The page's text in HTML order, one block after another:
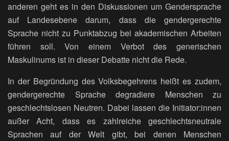
anderen geht es in den Diskussionen um Gendersprache
auf Landesebene darum, dass die gendergerechte
Sprache nicht zu Punktabzug bei akademischen Arbeiten
führen soll. Von einem Verbot des generischen
Maskulinums ist in dieser Debatte nicht die Rede.
In der Begründung des Volksbegehrens heißt es zudem,
gendergerechte Sprache degradiere Menschen zu
geschlechtslosen Neutren. Dabei lassen die Initiator:innen
außer Acht, dass es zahlreiche geschlechtsneutrale
Sprachen auf der Welt gibt, bei denen Menschen